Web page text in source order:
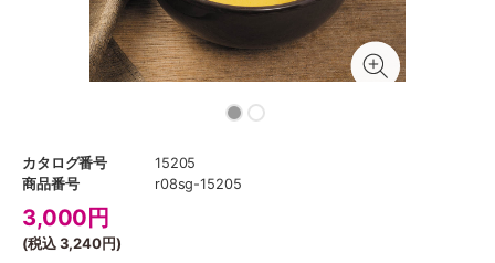
カタログ番号
15205
商品番号
r08sg-15205
3,000 円
(税込3,240円)